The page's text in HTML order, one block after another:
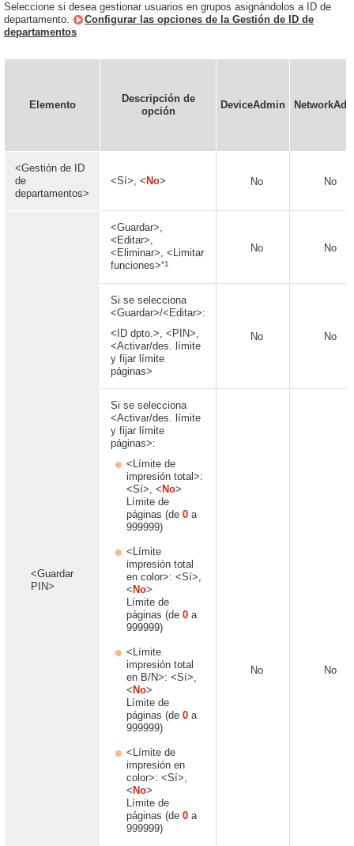
Seleccione si desea gestionar usuarios en grupos asignándolos a ID de
departamento.
Configurar las opciones de la Gestión de ID de
departamentos
Elemento
Descripción de
opción
DeviceAdmin
<Gestión de ID
de
departamentos>
<Sí>, < No> No No
<Guardar
PIN>
<Guardar>,
<Editar>,
<Eliminar>, <Limitar
funciones>*1
No No
Si se selecciona
<Guardar>/<Editar>:
<ID dpto.>, <PIN>,
<Activar/des. límite
y fijar límite
páginas>
No No
Si se selecciona
<Activar/des. límite
y fijar límite
páginas>:
<Límite de
impresión total>:
<Sí>, < No>
Límite de
páginas (de 0 a
999999)
<Límite
impresión total
en color>: <Sí>,
< No>
Límite de
páginas (de 0 a
999999)
<Límite
impresión total
en B/N>: <Sí>,
< No>
Límite de
páginas (de 0 a
999999)
<Límite de
impresión en
color>: <Sí>,
< No>
Límite de
páginas (de 0 a
999999)
No No